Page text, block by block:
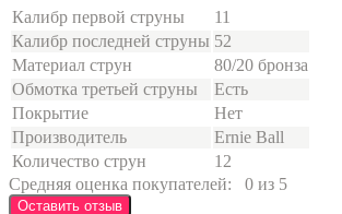
Калибр первой струны
11
Калибр последней струны 52
Материал струн
80/20 бронза
Обмотка третьей струны
Есть
Покрытие
Нет
Производитель
Ernie Ball
Количество струн
12
Средняя оценка покупателей:
0 из 5
Оставить отзыв